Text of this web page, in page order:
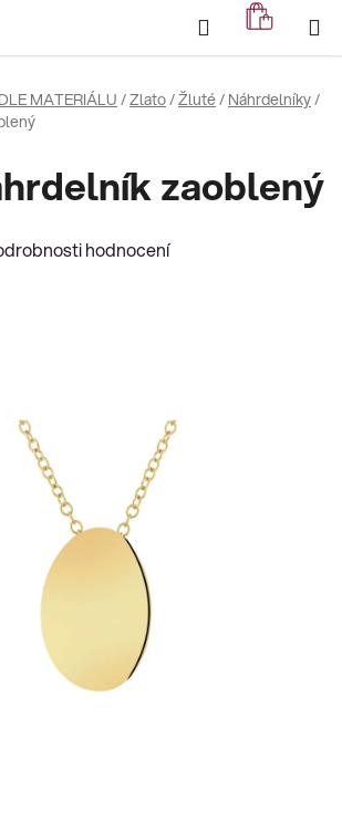
Hledat
KOŠÍK
MATERIÁLU/Zlato/Žluté/ Náhrdelníky/
zaoblený
hodnocení